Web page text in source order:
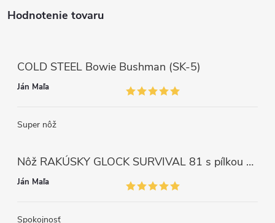
Hodnotenie tovaru
COLD STEEL Bowie Bushman (SK-5)
Ján Maľa
Super nôž
Nôž RAKÚSKY GLOCK SURVIVAL 81 s pílkou ZELENÝ
Ján Maľa
Spokojnosť